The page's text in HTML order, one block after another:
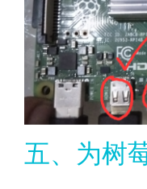
五、为树